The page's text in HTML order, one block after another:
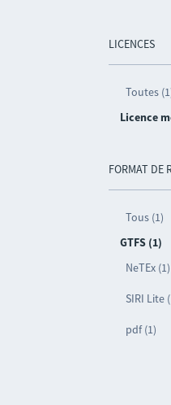
LICENCES
Toutes
Licence
FORMAT DE
Tous (1)
GTFS (1)
NeTEx (1)
SIRI Lite
pdf (1)